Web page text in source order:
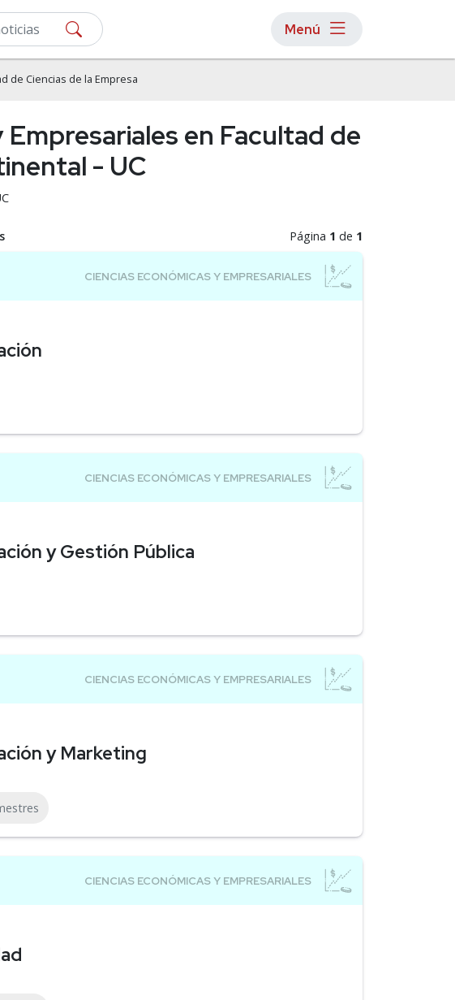
Menú
de Ciencias de la Empresa
en Facultad de
- UC
Página 1 de 1
y Gestión Pública
y Marketing